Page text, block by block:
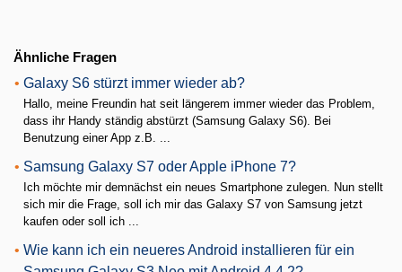
Ähnliche Fragen
• Galaxy S6 stürzt immer wieder ab?
Hallo, meine Freundin hat seit längerem immer wieder das Problem,
dass ihr Handy ständig abstürzt (Samsung Galaxy S6). Bei
Benutzung einer App z.B. ...
• Samsung Galaxy S7 oder Apple iPhone 7?
Ich möchte mir demnächst ein neues Smartphone zulegen. Nun stellt
sich mir die Frage, soll ich mir das Galaxy S7 von Samsung jetzt
kaufen oder soll ich ...
• Wie kann ich ein neueres Android installieren für ein